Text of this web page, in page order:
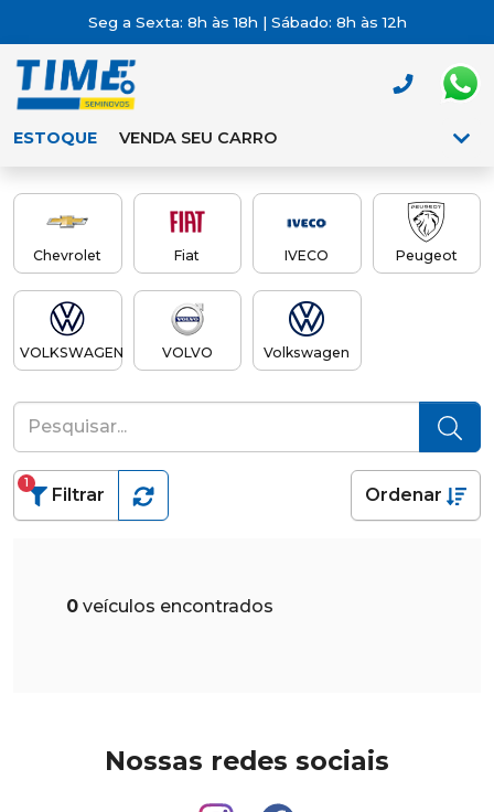
Seg a Sexta: 8h às 18h | Sábado: 8h às 12h
ESTOQUE VENDA SEU CARRO
Chevrolet Fiat IVECO Peugeot
VOLKSWAGEN VOLVO Volkswagen
Filtrar
1
Ordenar
0 veículos encontrados
Nossas redes sociais